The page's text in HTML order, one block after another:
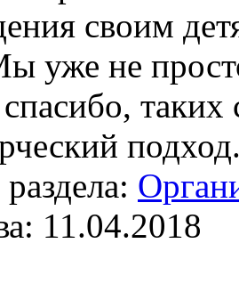
своим
уже не
таких
11.04.2018